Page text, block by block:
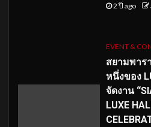
2 ปี ago
EVENT &
สยามพาร
หนึ่งของ
จัดงาน
LUXE